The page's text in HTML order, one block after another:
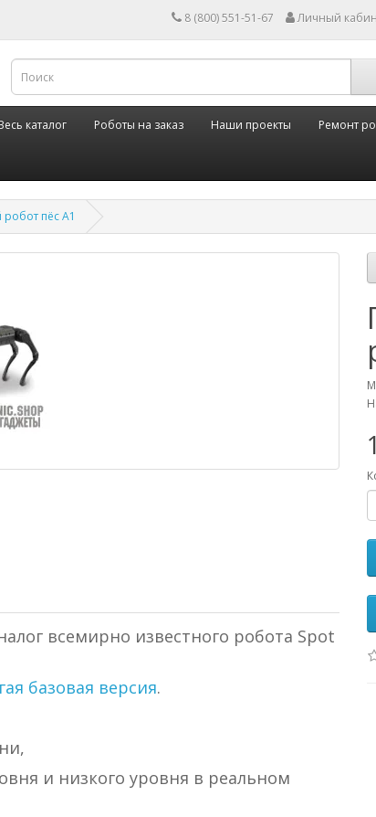
8 (800) 551-51-67 Личный
каталог Роботы на заказ Наши проекты Ремонт
пёс A1
всемирно известного робота Spot
базовая версия.
и низкого уровня в реальном